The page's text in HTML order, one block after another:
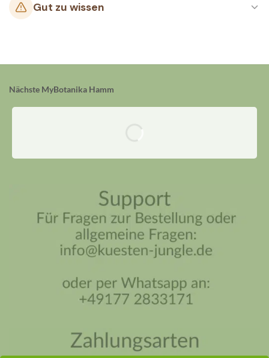
Gut zu wissen
Nächste MyBotanika Hamm
Küsten Jungle Assistent